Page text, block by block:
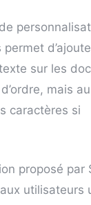
permet
sur les
mais
caractères si
proposé par
utilisateurs